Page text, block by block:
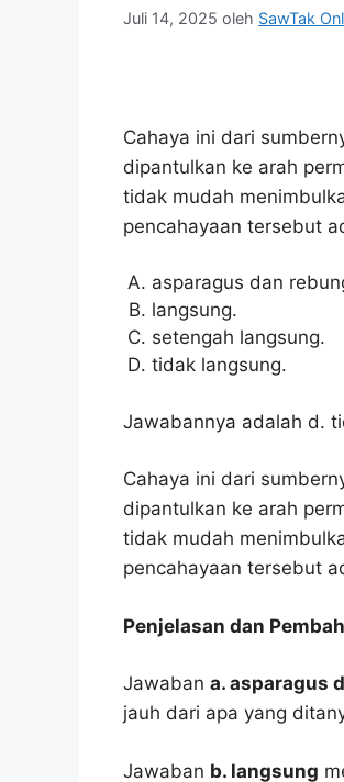
Juli 14, 2025 oleh SawTak
Cahaya ini dari
dipantulkan ke arah
tidak mudah
pencahayaan tersebut
asparagus dan
langsung.
setengah langsung.
tidak langsung.
Jawabannya adalah d.
Cahaya ini dari
dipantulkan ke arah
tidak mudah
pencahayaan tersebut
Penjelasan dan
Jawaban a. asparagus
jauh dari apa yang
Jawaban b. langsung